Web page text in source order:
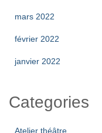
mars 2022
février 2022
janvier 2022
Categories
Atelier théâtre